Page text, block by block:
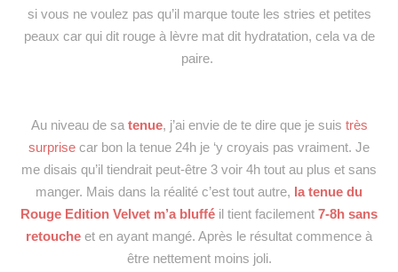
si vous ne voulez pas qu’il marque toute les stries et petites
peaux car qui dit rouge à lèvre mat dit hydratation, cela va de
paire.
Au niveau de satenue, j’ai envie de te dire que je suis très
surprise car bon la tenue 24h je ‘y croyais pas vraiment. Je
me disais qu’il tiendrait peut-être 3 voir 4h tout au plus et sans
manger. Mais dans la réalité c’est tout autre, la tenue du
Rouge Edition Velvet m’a bluffé il tient facilement 7-8h sans
retouche et en ayant mangé. Après le résultat commence à
être nettement moins joli.